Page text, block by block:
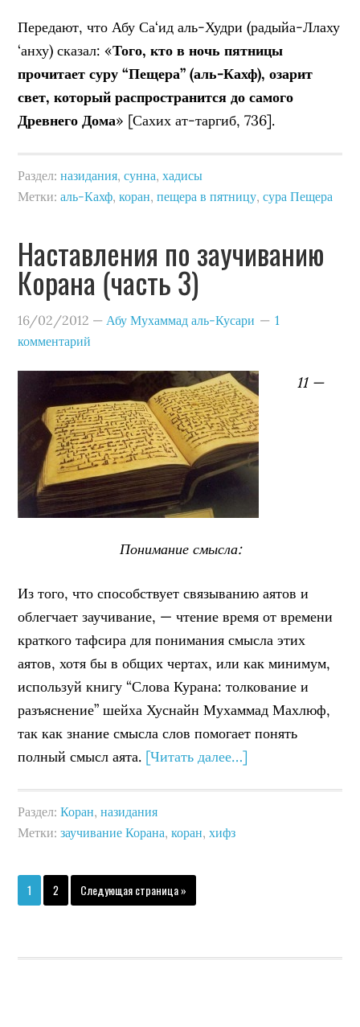
Передают, что Абу Са‘ид аль-Худри (радыйа-Ллаху
‘анху) сказал: «Того, кто в ночь пятницы
прочитает суру “Пещера” (аль-Кахф), озарит
свет, который распространится до самого
Древнего Дома» [Сахих ат-таргиб, 736].
Раздел:назидания,сунна,хадисы
Метки:аль-Кахф,коран,пещера в пятницу,сура Пещера
Наставления по заучиванию
Корана (часть 3)
16/02/2012 — Абу Мухаммад аль-Кусари
1
комментарий
11 —
Понимание смысла:
Из того, что способствует связыванию аятов и
облегчает заучивание, — чтение время от времени
краткого тафсира для понимания смысла этих
аятов, хотя бы в общих чертах, или как минимум,
используй книгу “Слова Курана: толкование и
разъяснение” шейха Хуснайн Мухаммад Махлюф,
так как знание смысла слов помогает понять
полный смысл аята. [Читать далее…]
Раздел:Коран,назидания
Метки:заучивание Корана,коран,хифз
1 2 Следующая страница »